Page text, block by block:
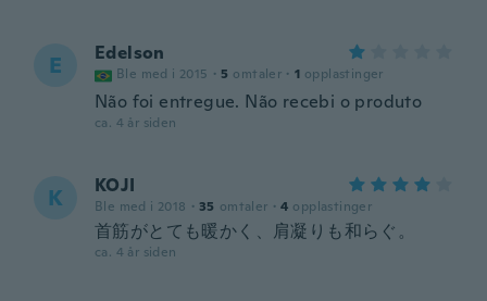
E Edelson
Ble med i 2015 · 5 omtaler · 1 opplastinger
Não foi entregue. Não recebi o produto
ca. 4 år siden
K KOJI
Ble med i 2018 · 35 omtaler · 4 opplastinger
首筋がとても暖かく、肩凝りも和らぐ。
ca. 4 år siden